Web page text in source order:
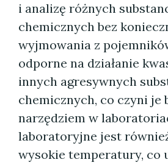
i analizę różnych
chemicznych bez
wyjmowania z
odporne na działanie
innych agresywnych
chemicznych, co czyni je
narzędziem w
laboratoryjne jest
wysokie temperatury, co